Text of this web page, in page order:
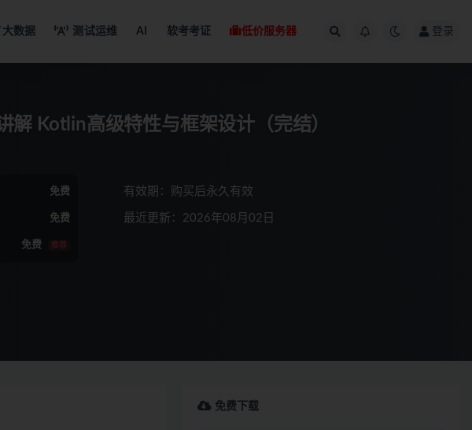
数据 测试运维 AI 软考考证 低价服务器 登录
解 Kotlin高级特性与框架设计（完结）
免费
免费
免费 推荐
有效期：购买后永久有效
最近更新：2026年08月02日
免费下载